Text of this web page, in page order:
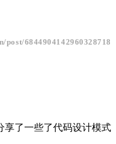
post/6844904142960328718
享了一些了代码设计模式